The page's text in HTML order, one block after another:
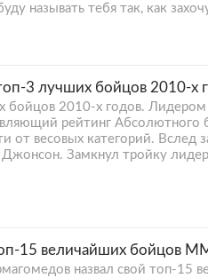
называть тебя так, как
3 лучших бойцов 2010-х
бойцов 2010-х годов. Лидером
рейтинг Абсолютного
от весовых категорий. Вслед
Замкнул тройку
15 величайших бойцов
назвал свой топ-15